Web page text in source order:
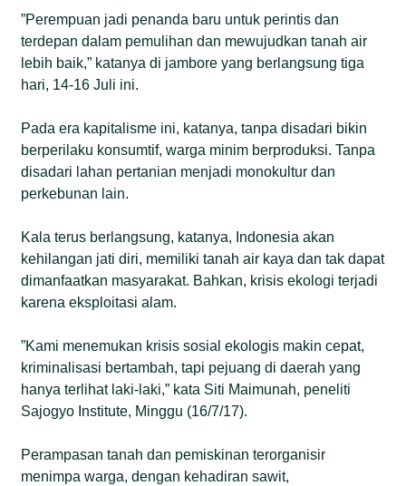
”Perempuan jadi penanda baru untuk perintis dan
terdepan dalam pemulihan dan mewujudkan tanah air
lebih baik,” katanya di jambore yang berlangsung tiga
hari, 14-16 Juli ini.
Pada era kapitalisme ini, katanya, tanpa disadari bikin
berperilaku konsumtif, warga minim berproduksi. Tanpa
disadari lahan pertanian menjadi monokultur dan
perkebunan lain.
Kala terus berlangsung, katanya, Indonesia akan
kehilangan jati diri, memiliki tanah air kaya dan tak dapat
dimanfaatkan masyarakat. Bahkan, krisis ekologi terjadi
karena eksploitasi alam.
”Kami menemukan krisis sosial ekologis makin cepat,
kriminalisasi bertambah, tapi pejuang di daerah yang
hanya terlihat laki-laki,” kata Siti Maimunah, peneliti
Sajogyo Institute, Minggu (16/7/17).
Perampasan tanah dan pemiskinan terorganisir
menimpa warga, dengan kehadiran sawit,